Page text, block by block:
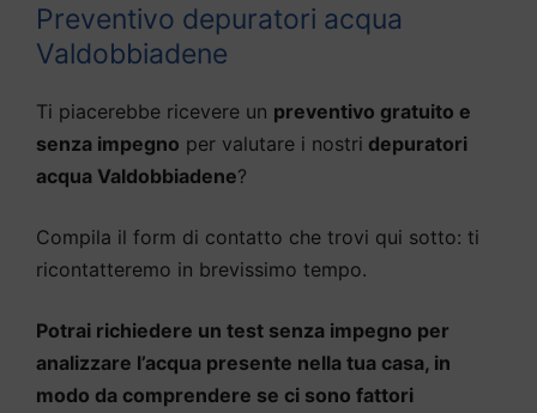
Preventivo depuratori acqua
Valdobbiadene
Ti piacerebbe ricevere un preventivo gratuito e
senza impegno per valutare i nostri depuratori
acqua Valdobbiadene?
Compila il form di contatto che trovi qui sotto: ti
ricontatteremo in brevissimo tempo.
Potrai richiedere un test senza impegno per
analizzare l’acqua presente nella tua casa, in
modo da comprendere se ci sono fattori